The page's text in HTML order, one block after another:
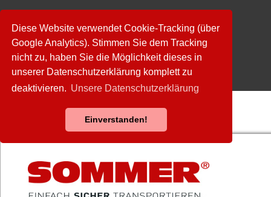
Diese Website verwendet Cookie-Tracking (über
Google Analytics). Stimmen Sie dem Tracking
nicht zu, haben Sie die Möglichkeit dieses in
unserer Datenschutzerklärung komplett zu
deaktivieren. Unsere Datenschutzerklärung
Einverstanden!